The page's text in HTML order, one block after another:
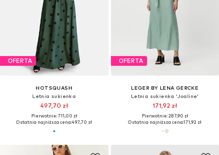
OFERTA
HOTSQUASH
Letnia sukienka
497,70 zł
Pierwotnie: 711,00 zł
Ostatnia najniższa cena:497,70 zł
OFERTA
LEGER BY LENA GERCKE
Letnia sukienka 'Joaline'
171,92 zł
Pierwotnie: 287,90 zł
Ostatnia najniższa cena:171,92 zł